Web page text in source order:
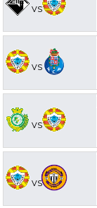
VS
VS
VS
VS